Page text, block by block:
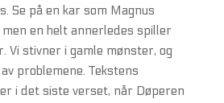
Se på en kar som Magnus
men en helt annerledes spiller
Vi stivner i gamle mønster, og
problemene. Tekstens
i det siste verset, når Døperen